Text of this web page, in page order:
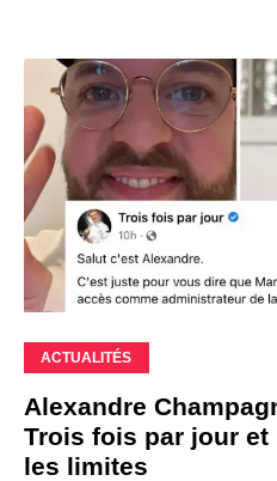
ACTUALITÉS
Alexandre
Trois fois par jour
les limites